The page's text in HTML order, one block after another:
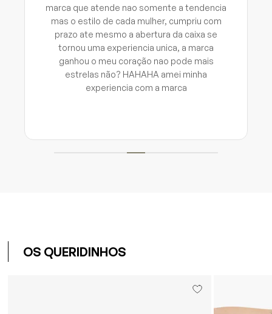
marca que atende nao somente a tendencia
mas o estilo de cada mulher, cumpriu com
prazo ate mesmo a abertura da caixa se
tornou uma experiencia unica, a marca
ganhou o meu coração nao pode mais
estrelas não? HAHAHA amei minha
experiencia com a marca
OS QUERIDINHOS